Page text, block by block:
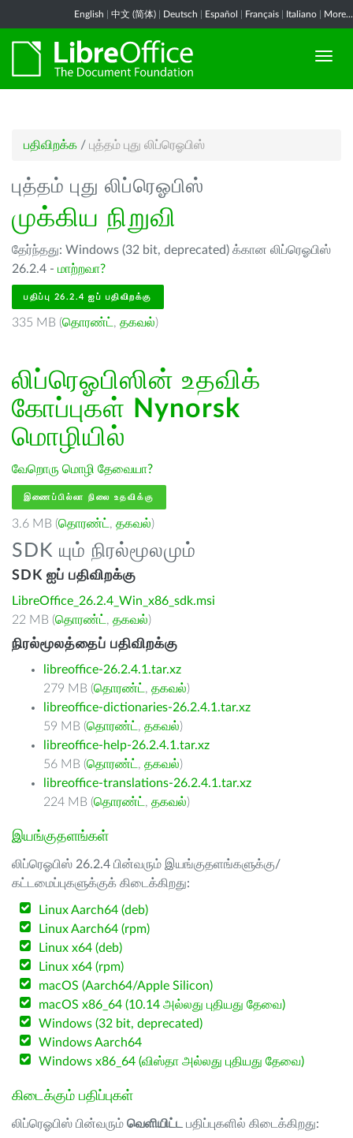
English 中文 (简体) Deutsch Español Français Italiano More...
பதிவிறக்க / புத்தம் புது லிப்ரெஓபிஸ்
புத்தம் புது லிப்ரெஓபிஸ்
முக்கிய நிறுவி
தேர்ந்தது: Windows (32 bit, deprecated) க்கான லிப்ரெஓபிஸ்
26.2.4 - மாற்றவா?
பதிப்பு 26.2.4 ஐப் பதிவிறக்கு
335 MB (தொரண்ட் , தகவல்)
லிப்ரெஓபிஸின் உதவிக்
கோப்புகள் Nynorsk
மொழியில்
வேறொரு மொழி தேவையா?
இணைப்பில்லா நிலை உதவிக்கு
3.6 MB (தொரண்ட் , தகவல்)
SDK யும் நிரல்மூலமும்
SDK ஐப் பதிவிறக்கு
LibreOffice_26.2.4_Win_x86_sdk.msi
22 MB (தொரண்ட் , தகவல்)
நிரல்மூலத்தைப் பதிவிறக்கு
libreoffice-26.2.4.1.tar.xz
279 MB (தொரண்ட் , தகவல்)
libreoffice-dictionaries-26.2.4.1.tar.xz
59 MB (தொரண்ட் , தகவல்)
libreoffice-help-26.2.4.1.tar.xz
56 MB (தொரண்ட் , தகவல்)
libreoffice-translations-26.2.4.1.tar.xz
224 MB (தொரண்ட் , தகவல்)
இயங்குதளங்கள்
லிப்ரெஓபிஸ் 26.2.4 பின்வரும் இயங்குதளங்களுக்கு/
கட்டமைப்புகளுக்குக் கிடைக்கிறது:
Linux Aarch64 (deb)
Linux Aarch64 (rpm)
Linux x64 (deb)
Linux x64 (rpm)
macOS (Aarch64/Apple Silicon)
macOS x86_64 (10.14 அல்லது புதியது தேவை)
Windows (32 bit, deprecated)
Windows Aarch64
Windows x86_64 (விஸ்தா அல்லது புதியது தேவை)
கிடைக்கும் பதிப்புகள்
லிப்ரெஓபிஸ் பின்வரும் வெளியிட்ட பதிப்புகளில் கிடைக்கிறது: